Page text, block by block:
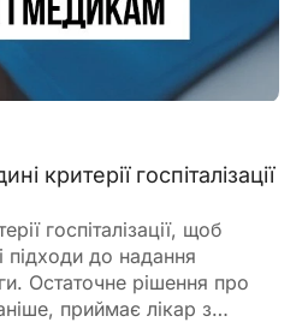
критерії госпіталізації
госпіталізації, щоб
підходи до надання
Остаточне рішення про
приймає лікар з